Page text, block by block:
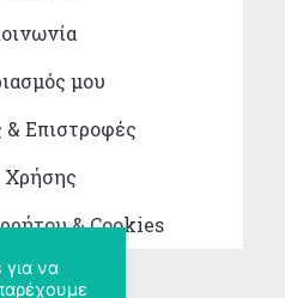
μου
Επιστροφές
Χρήσης
& Cookies
να